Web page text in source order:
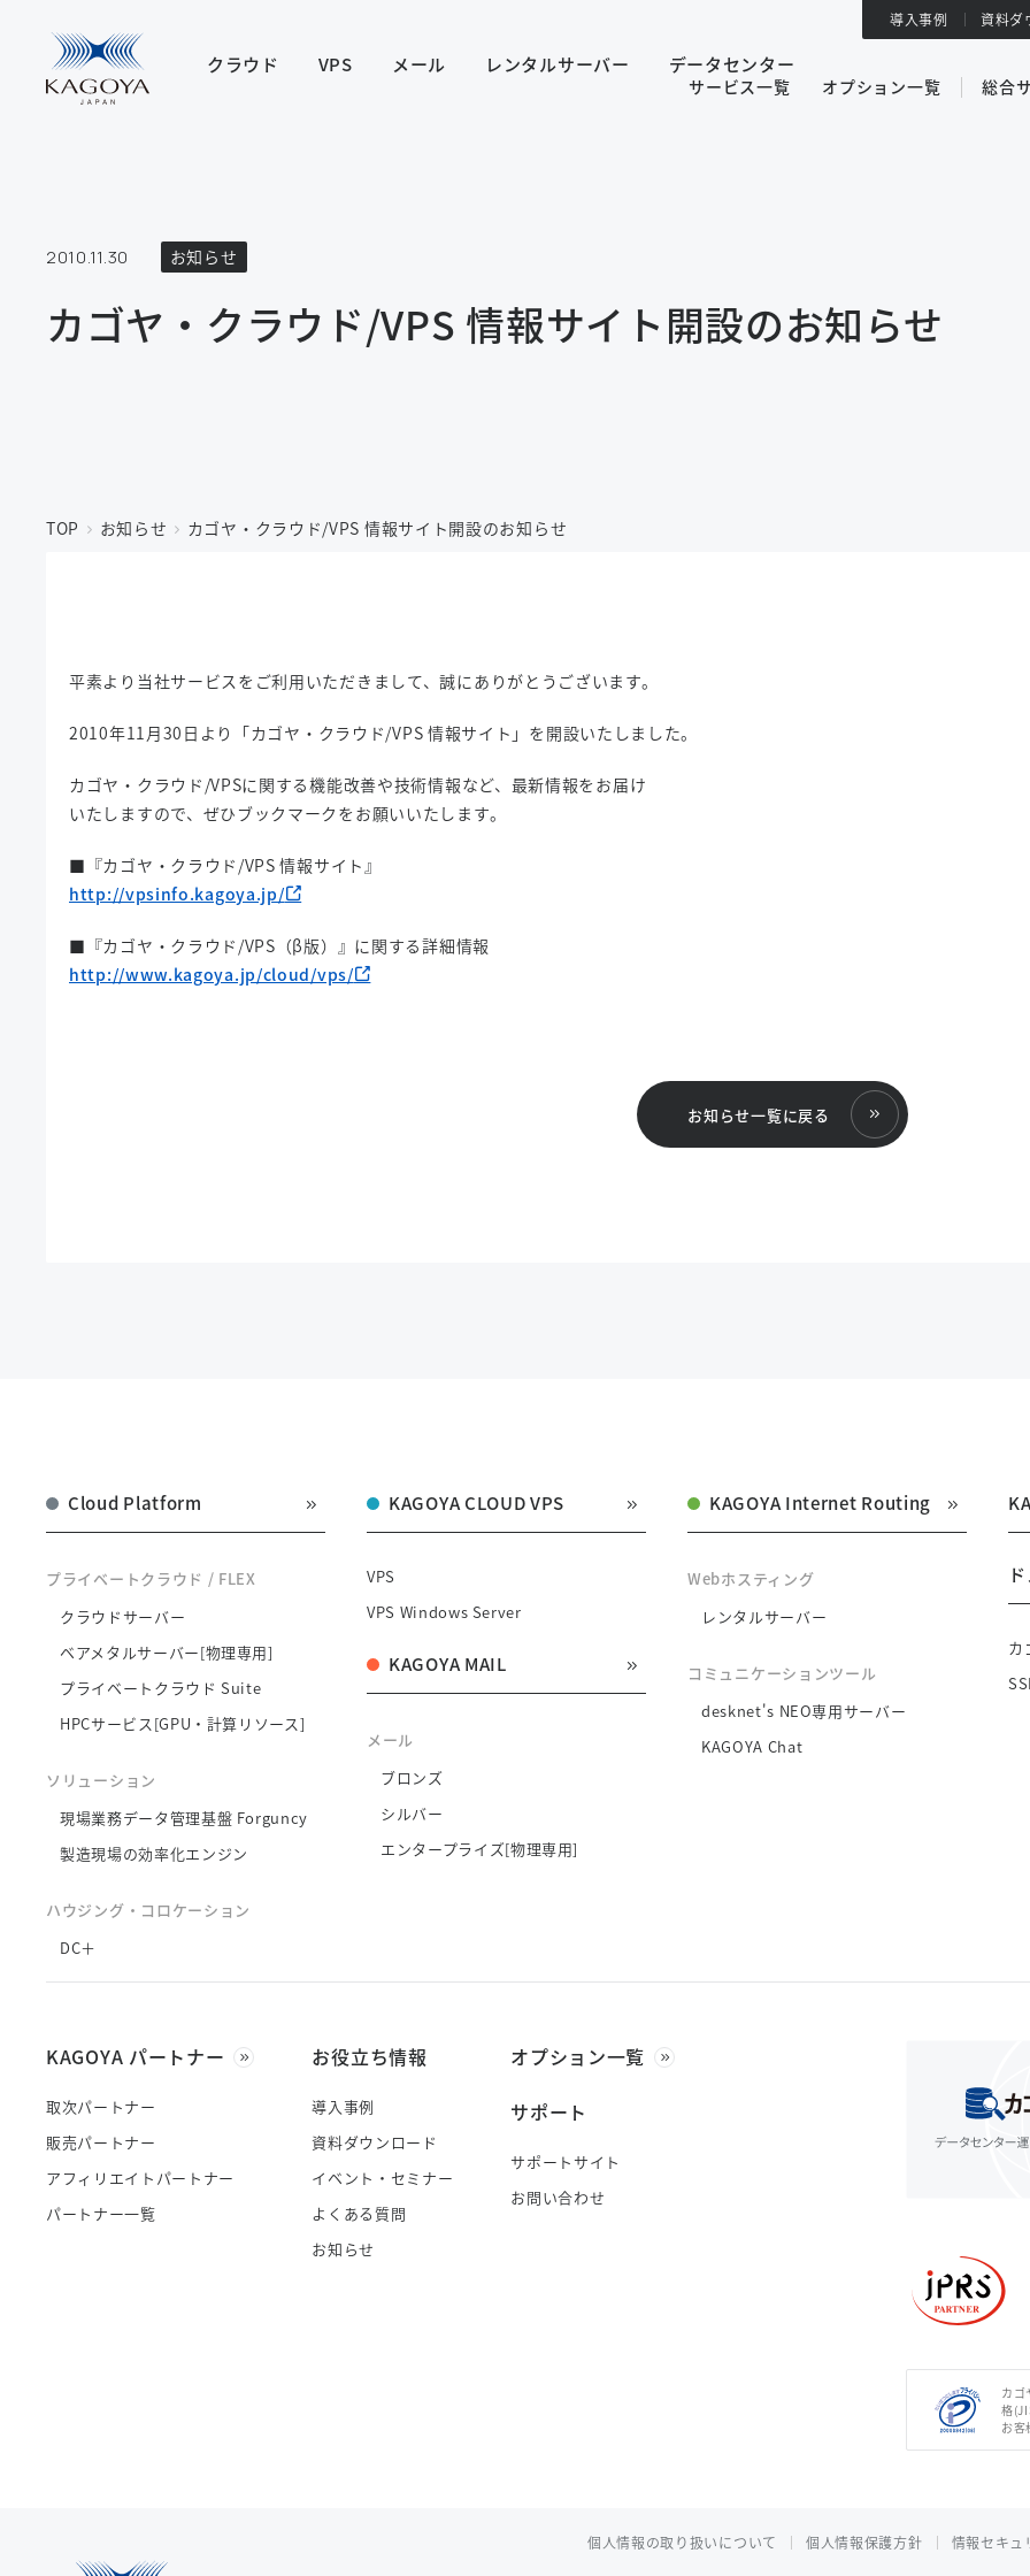
2010.11.30 お知らせ
カゴヤ・クラウド/VPS 情報サイト開設のお知らせ
TOP お知らせ カゴヤ・クラウド/VPS 情報サイト開設のお知らせ
平素より当社サービスをご利用いただきまして、誠にありがとうございます。
2010年11月30日より「カゴヤ・クラウド/VPS 情報サイト」を開設いたしました。
カゴヤ・クラウド/VPSに関する機能改善や技術情報など、最新情報をお届け
いたしますので、ぜひブックマークをお願いいたします。
■『カゴヤ・クラウド/VPS 情報サイト』
http://vpsinfo.kagoya.jp/
■『カゴヤ・クラウド/VPS（β版）』に関する詳細情報
http://www.kagoya.jp/cloud/vps/
お知らせ一覧に戻る
クラウド VPS メール レンタルサーバー データセンター
導入事例 資料ダ
サービス一覧 オプション一覧 総合
Cloud Platform
プライベートクラウド / FLEX
クラウドサーバー
ベアメタルサーバー[物理専用]
プライベートクラウド Suite
HPCサービス[GPU・計算リソース]
ソリューション
現場業務データ管理基盤 Forguncy
製造現場の効率化エンジン
ハウジング・コロケーション
DC＋
KAGOYA CLOUD VPS
VPS
VPS Windows Server
KAGOYA MAIL
メール
ブロンズ
シルバー
エンタープライズ[物理専用]
KAGOYA Internet Routing
Webホスティング
レンタルサーバー
コミュニケーションツール
desknet's NEO専用サーバー
KAGOYA Chat
カ
KAGOYA パートナー
取次パートナー
販売パートナー
アフィリエイトパートナー
パートナー一覧
お役立ち情報
導入事例
資料ダウンロード
イベント・セミナー
よくある質問
お知らせ
オプション一覧
サポート
サポートサイト
お問い合わせ
カゴ
格
お客
個人情報の取り扱いについて 個人情報保護方針 情報セキュ